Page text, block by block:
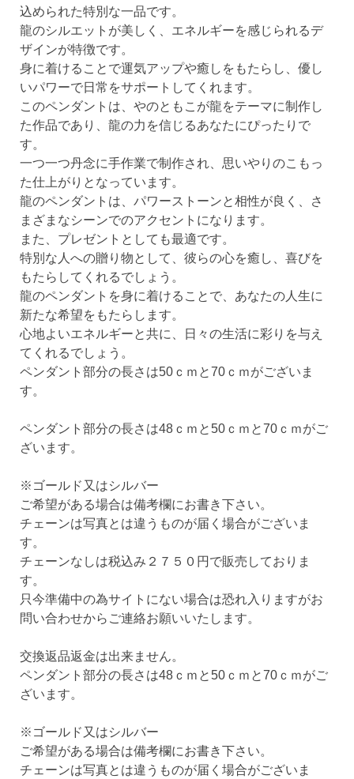
込められた特別な一品です。
龍のシルエットが美しく、エネルギーを感じられるデ
ザインが特徴です。
身に着けることで運気アップや癒しをもたらし、優し
いパワーで日常をサポートしてくれます。
このペンダントは、やのともこが龍をテーマに制作し
た作品であり、龍の力を信じるあなたにぴったりで
す。
一つ一つ丹念に手作業で制作され、思いやりのこもっ
た仕上がりとなっています。
龍のペンダントは、パワーストーンと相性が良く、さ
まざまなシーンでのアクセントになります。
また、プレゼントとしても最適です。
特別な人への贈り物として、彼らの心を癒し、喜びを
もたらしてくれるでしょう。
龍のペンダントを身に着けることで、あなたの人生に
新たな希望をもたらします。
心地よいエネルギーと共に、日々の生活に彩りを与え
てくれるでしょう。
ペンダント部分の長さは50ｃｍと70ｃｍがございま
す。
ペンダント部分の長さは48ｃｍと50ｃｍと70ｃｍがご
ざいます。
※ゴールド又はシルバー
ご希望がある場合は備考欄にお書き下さい。
チェーンは写真とは違うものが届く場合がございま
す。
チェーンなしは税込み２７５０円で販売しておりま
す。
只今準備中の為サイトにない場合は恐れ入りますがお
問い合わせからご連絡お願いいたします。
交換返品返金は出来ません。
ペンダント部分の長さは48ｃｍと50ｃｍと70ｃｍがご
ざいます。
※ゴールド又はシルバー
ご希望がある場合は備考欄にお書き下さい。
チェーンは写真とは違うものが届く場合がございま